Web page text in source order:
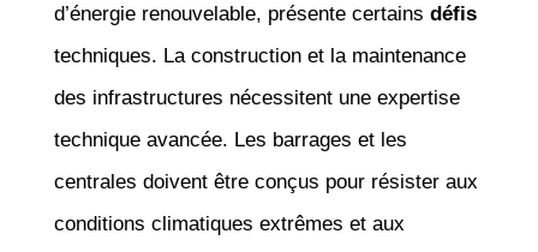
d’énergie renouvelable, présente certains défis
techniques. La construction et la maintenance
des infrastructures nécessitent une expertise
technique avancée. Les barrages et les
centrales doivent être conçus pour résister aux
conditions climatiques extrêmes et aux